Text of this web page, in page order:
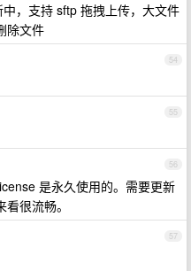
，支持 sftp 拖拽上传，大文件
除文件
54
55
56
是永久使用的。需要更新
很流畅。
57